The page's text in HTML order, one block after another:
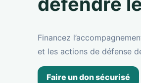
Financez
et les actions de défense
Faire un don sécurisé